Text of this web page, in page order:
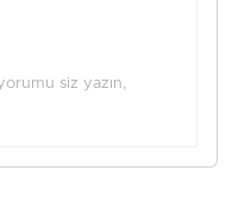
siz yazın,